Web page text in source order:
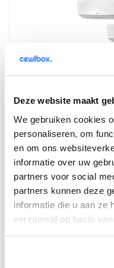
Deze website maakt
We gebruiken cookies
personaliseren, om
en om ons
informatie over uw
partners voor social
partners kunnen deze
informatie die u aan ze
verzameld op basis
(1)
Daikin Perfera multi
9,0kW, 5,0kW en 4x
Energielabel A+++
Geluidsdrukniveau
€11.950,00 €10.650,00